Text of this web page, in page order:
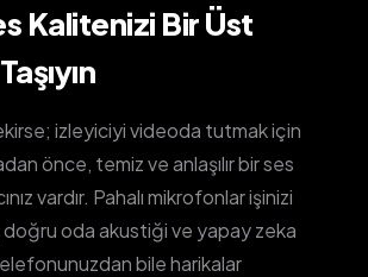
Kalitenizi Bir Üst
izleyiciyi videoda tutmak için
önce, temiz ve anlaşılır bir ses
vardır. Pahalı mikrofonlar işinizi
doğru oda akustiği ve yapay zeka
bile harikalar